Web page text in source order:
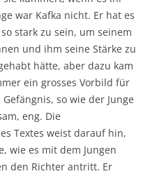
war Kafka nicht. Er hat es
stark zu sein, um seinem
und ihm seine Stärke zu
hätte, aber dazu kam
ein grosses Vorbild für
so wie der Junge
eng. Die
Textes weist darauf hin,
wie es mit dem Jungen
den Richter antritt. Er